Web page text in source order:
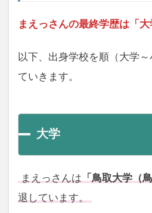
まえっさんの最終学歴は「大
以下、出身学校を順（大学
ていきます。
大学
まえっさんは 「鳥取大学（
退しています。